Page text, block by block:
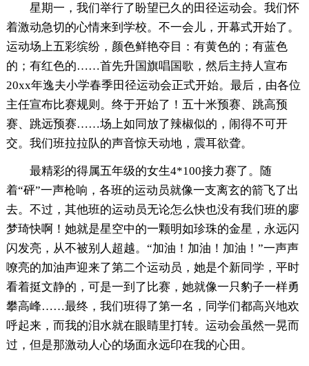
星期一，我们举行了盼望已久的田径运动会。我们怀
着激动急切的心情来到学校。不一会儿，开幕式开始了。
运动场上五彩缤纷，颜色鲜艳夺目：有黄色的；有蓝色
的；有红色的……首先升国旗唱国歌，然后主持人宣布
20xx年逸夫小学春季田径运动会正式开始。最后，由各位
主任宣布比赛规则。终于开始了！五十米预赛、跳高预
赛、跳远预赛……场上如同放了辣椒似的，闹得不可开
交。我们班拉拉队的声音惊天动地，震耳欲聋。
最精彩的得属五年级的女生4*100接力赛了。随
着“砰”一声枪响，各班的运动员就像一支离玄的箭飞了出
去。不过，其他班的运动员无论怎么快也没有我们班的廖
梦琦快啊！她就是星空中的一颗明如珍珠的金星，永远闪
闪发亮，从不被别人超越。“加油！加油！加油！”一声声
嘹亮的加油声迎来了第二个运动员，她是个新同学，平时
看着挺文静的，可是一到了比赛，她就像一只豹子一样勇
攀高峰……最终，我们班得了第一名，同学们都高兴地欢
呼起来，而我的泪水就在眼睛里打转。运动会虽然一晃而
过，但是那激动人心的场面永远印在我的心田。